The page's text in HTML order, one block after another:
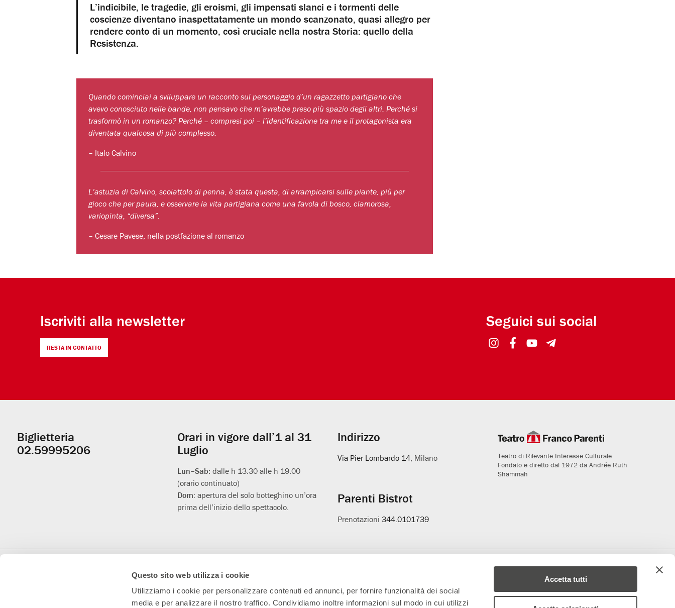
Questo sito web utilizza i cookie
Utilizziamo i cookie per personalizzare contenuti ed annunci, per fornire funzionalità dei social
media e per analizzare il nostro traffico. Condividiamo inoltre informazioni sul modo in cui utilizzi
Accetta tutti
L’indicibile, le tragedie, gli eroismi, gli impensati slanci e i tormenti delle
coscienze diventano inaspettatamente un mondo scanzonato, quasi allegro per
rendere conto di un momento, così cruciale nella nostra Storia: quello della
Resistenza.
Quando cominciai a sviluppare un racconto sul personaggio d’un ragazzetto partigiano che
avevo conosciuto nelle bande, non pensavo che m’avrebbe preso più spazio degli altri. Perché si
trasformò in un romanzo? Perché – compresi poi – l’identificazione tra me e il protagonista era
diventata qualcosa di più complesso.
– Italo Calvino
L’astuzia di Calvino, scoiattolo di penna, è stata questa, di arrampicarsi sulle piante, più per
gioco che per paura, e osservare la vita partigiana come una favola di bosco, clamorosa,
variopinta, “diversa”.
– Cesare Pavese, nella postfazione al romanzo
Iscriviti alla newsletter
RESTA IN CONTATTO
Seguici sui social
Informazioni
utili
Biglietteria
02.59995206
Orari in vigore dall’1 al 31
Luglio
Lun–Sab: dalle h 13.30 alle h 19.00
(orario continuato)
Dom: apertura del solo botteghino un’ora
prima dell’inizio dello spettacolo.
Indirizzo
Via Pier Lombardo 14 , Milano
Parenti Bistrot
Prenotazioni 344.0101739
Teatro di Rilevante Interesse Culturale
Fondato e diretto dal 1972 da Andrée Ruth
Shammah
Con il sostegno di Teatro Convenzionato Main Partner Media Partner